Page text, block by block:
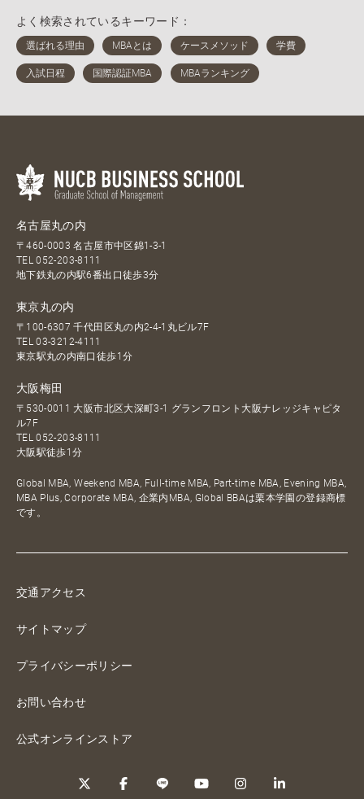
よく検索されているキーワード：
名古屋丸の内
〒460-0003 名古屋市中区錦1-3-1
TEL052-203-8111
地下鉄丸の内駅6番出口徒歩3分
東京丸の内
〒100-6307 千代田区丸の内2-4-1丸ビル7F
TEL03-3212-4111
東京駅丸の内南口徒歩1分
大阪梅田
〒530-0011 大阪市北区大深町3-1 グランフロント大阪ナレッジキャピタ
ル7F
TEL052-203-8111
大阪駅徒歩1分
Global MBA, Weekend MBA, Full-time MBA, Part-time MBA, Evening MBA,
MBA Plus, Corporate MBA, 企業内MBA, Global BBAは栗本学園の登録商標
です。
交通アクセス
サイトマップ
プライバシーポリシー
お問い合わせ
公式オンラインストア